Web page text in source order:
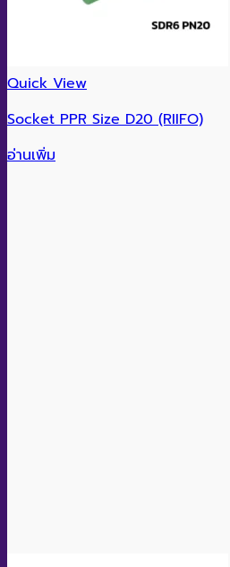
Quick View
Socket PPR Size D20 (RIIFO)
อ่านเพิ่ม